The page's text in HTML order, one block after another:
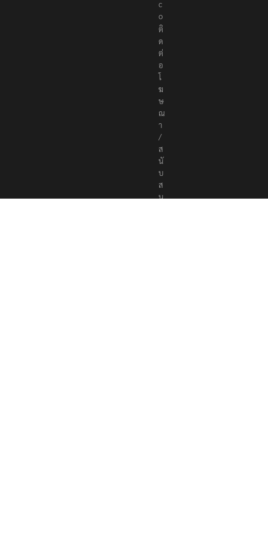
s
.
c
o
ติ
ด
ต่
อ
โ
ฆ
ษ
ณ
า
/
ส
นั
บ